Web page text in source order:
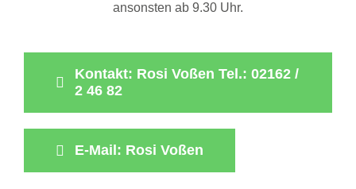
ansonsten ab 9.30 Uhr.
Kontakt: Rosi Voßen Tel.: 02162 /
2 46 82
E-Mail: Rosi Voßen